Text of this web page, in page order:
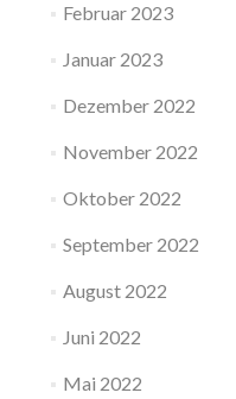
Februar 2023
Januar 2023
Dezember 2022
November 2022
Oktober 2022
September 2022
August 2022
Juni 2022
Mai 2022